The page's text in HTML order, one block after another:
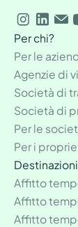
Per chi?
Per le
Agenzie di
Società di
Società di
Per le
Per i
Destinazioni
Affitto
Affitto
Affitto